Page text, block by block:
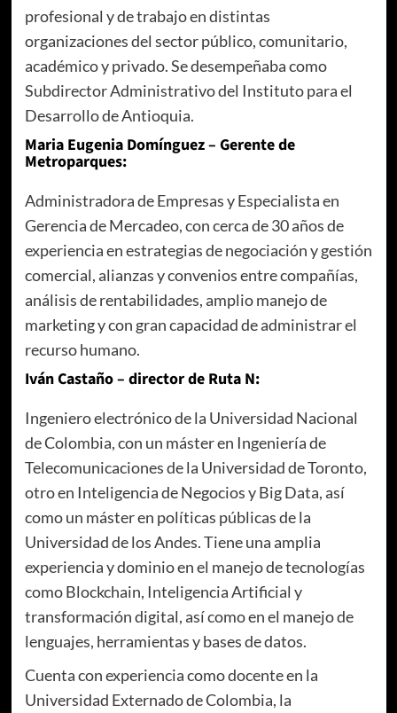
profesional y de trabajo en distintas
organizaciones del sector público, comunitario,
académico y privado. Se desempeñaba como
Subdirector Administrativo del Instituto para el
Desarrollo de Antioquia.
Maria Eugenia Domínguez – Gerente de
Metroparques:
Administradora de Empresas y Especialista en
Gerencia de Mercadeo, con cerca de 30 años de
experiencia en estrategias de negociación y gestión
comercial, alianzas y convenios entre compañías,
análisis de rentabilidades, amplio manejo de
marketing y con gran capacidad de administrar el
recurso humano.
Iván Castaño – director de Ruta N:
Ingeniero electrónico de la Universidad Nacional
de Colombia, con un máster en Ingeniería de
Telecomunicaciones de la Universidad de Toronto,
otro en Inteligencia de Negocios y Big Data, así
como un máster en políticas públicas de la
Universidad de los Andes. Tiene una amplia
experiencia y dominio en el manejo de tecnologías
como Blockchain, Inteligencia Artificial y
transformación digital, así como en el manejo de
lenguajes, herramientas y bases de datos.
Cuenta con experiencia como docente en la
Universidad Externado de Colombia, la